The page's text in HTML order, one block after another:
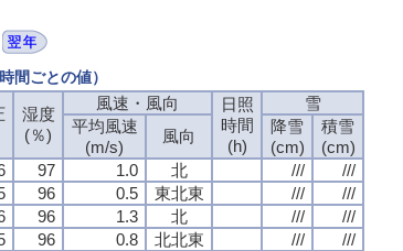
ごとの値）
湿度
(％)
風速・風向
日照
時間
(h)
雪
平均風速
(m/s)
風向
降雪
(cm)
積雪
(cm)
97 1.0 北 ///
///
96 0.5 東北東 ///
///
96 1.3 北 ///
///
96 0.8 北北東 ///
///